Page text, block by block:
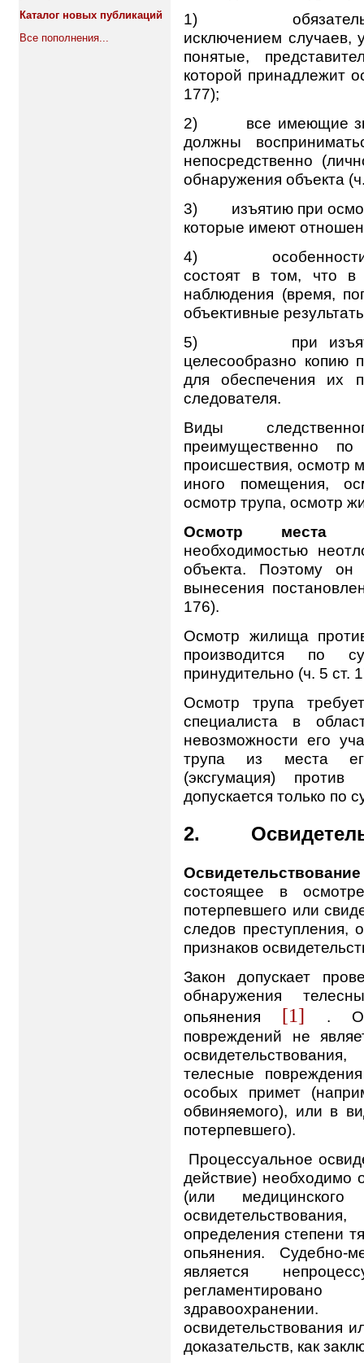
Каталог новых публикаций
Все пополнения...
1)
исключением случаев,
понятые,
которой принадлежит
177);
2) все имеющие
должны
непосредственно
обнаружения объекта
3) изъятию при
которые имеют
4) особенности
состоят в том, что в
наблюдения (время,
объективные
5) при изъятии
целесообразно копию
для обеспечения их
следователя.
Виды
преимущественно
происшествия, осмотр
иного помещения,
осмотр трупа, осмотр
Осмотр места
необходимостью
объекта. Поэтому
вынесения
176).
Осмотр жилища
производится по
принудительно (ч. 5 ст.
Осмотр трупа
специалиста в
невозможности его
трупа из места
(эксгумация) против
допускается только по
2.
Освидетельствование
состоящее в
потерпевшего или
следов
признаков
Закон допускает
обнаружения
опьянения
[1]
.
повреждений не
телесные
особых примет
обвиняемого), или в
потерпевшего).
Процессуальное
действие) необходимо
(или
определения степени
опьянения. Судебно-
является
здравоохранении.
освидетельствования
доказательств, как